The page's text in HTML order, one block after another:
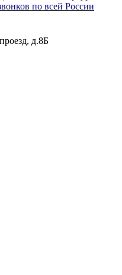
по всей России
д.8Б